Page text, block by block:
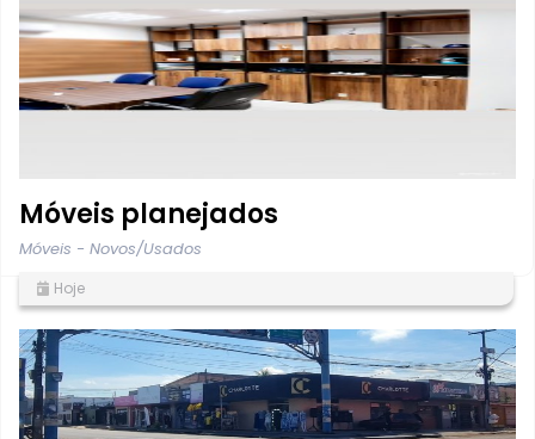
Móveis planejados
Móveis - Novos/Usados
Hoje